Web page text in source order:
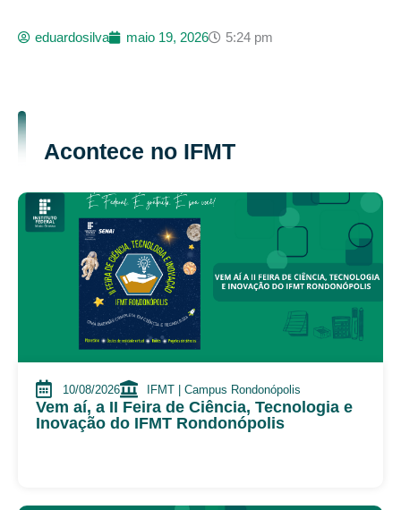
eduardosilva maio 19, 2026 5:24 pm
Acontece no IFMT
10/08/2026 IFMT | Campus Rondonópolis
Vem aí, a II Feira de Ciência, Tecnologia e
Inovação do IFMT Rondonópolis